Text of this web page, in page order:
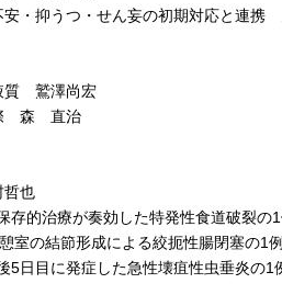
・抑うつ・せん妄の初期対応と連携
質 鷲澤尚宏
際 森 直治
也
存的治療が奏効した特発性食道破裂
室の結節形成による絞扼性腸閉塞の1
5日目に発症した急性壊疽性虫垂炎